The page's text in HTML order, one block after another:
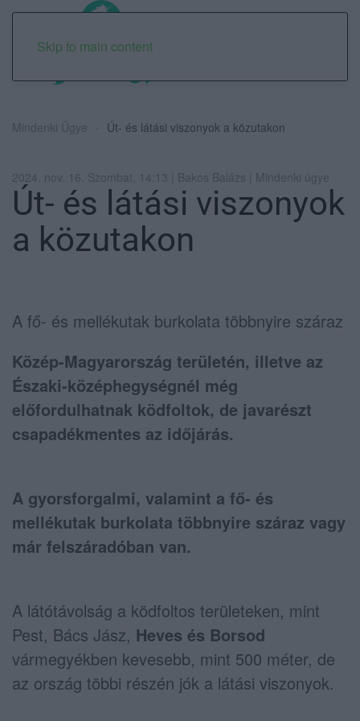
Skip to main content
Mindenki Ügye Út- és látási viszonyok a közutakon
2024. nov. 16. Szombat, 14:13 | Bakos Balázs | Mindenki ügye
Út- és látási viszonyok
a közutakon
A fő- és mellékutak burkolata többnyire száraz
Közép-Magyarország területén, illetve az
Északi-középhegységnél még
előfordulhatnak ködfoltok, de javarészt
csapadékmentes az időjárás.
A gyorsforgalmi, valamint a fő- és
mellékutak burkolata többnyire száraz vagy
már felszáradóban van.
A látótávolság a ködfoltos területeken, mint
Pest, Bács Jász, Heves és Borsod
vármegyékben kevesebb, mint 500 méter, de
az ország többi részén jók a látási viszonyok.